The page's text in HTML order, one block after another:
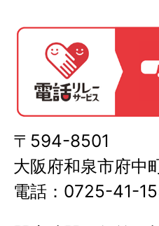
〒594-8501
大阪府和泉市府中
電話：0725-41-